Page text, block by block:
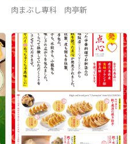
肉まぶし専科 肉亭新